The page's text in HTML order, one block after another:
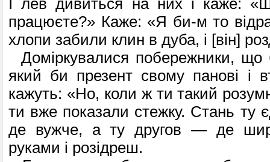
І лев дивиться на них і каже:
працюєте?» Каже: «Я би-м то
хлопи забили клин в дуба, і [він]
Доміркувалися побережники,
який би презент свому панові і
кажуть: «Но, коли ж ти такий
ти вже показали стежку. Стань ту
де вужче, а ту другов — де
руками і розідреш.